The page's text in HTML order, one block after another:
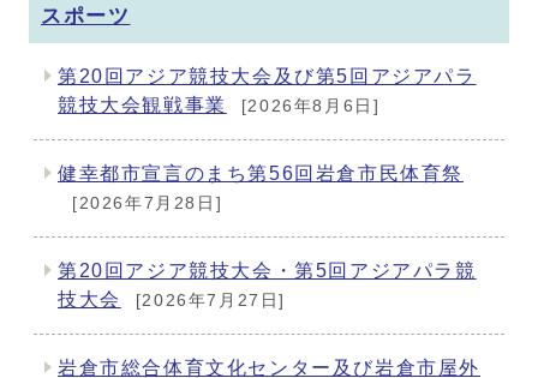
メインメニュー
スポーツ
第20回アジア競技大会及び第5回アジアパラ
競技大会観戦事業
[2026年8月6日]
健幸都市宣言のまち第56回岩倉市民体育祭
[2026年7月28日]
第20回アジア競技大会・第5回アジアパラ競
技大会
[2026年7月27日]
岩倉市総合体育文化センター及び岩倉市屋外